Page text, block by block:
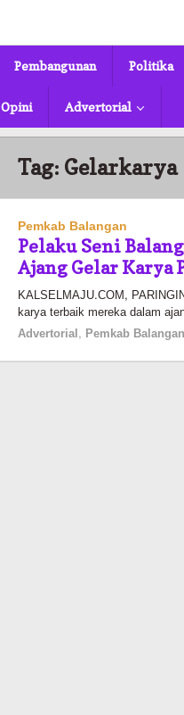
Pembangunan Politika
Opini Advertorial
Tag: Gelarkarya
Pemkab Balangan
Pelaku Seni
Ajang Gelar Karya
KALSELMAJU.COM,
karya terbaik mereka dalam
Advertorial, Pemkab Balangan